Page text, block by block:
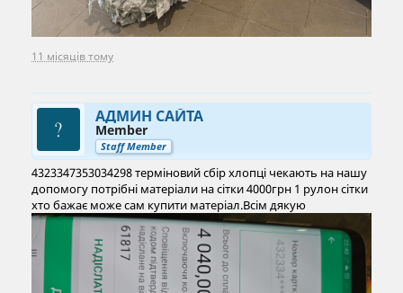
11 місяців тому
АДМИН САЙТА
Member
Staff Member
4323347353034298 терміновий сбір хлопці чекають на нашу
допомогу потрібні матеріали на сітки 4000грн 1 рулон сітки
хто бажає може сам купити матеріал.Всім дякую